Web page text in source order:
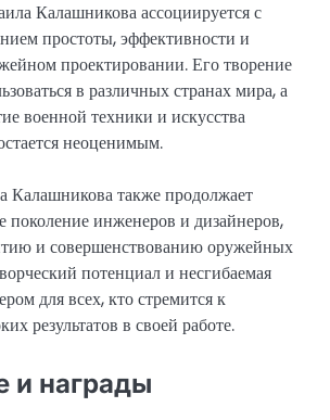
Калашникова ассоциируется с
простоты, эффективности и
проектировании. Его творение
в различных странах мира, а
военной техники и искусства
неоценимым.
Калашникова также продолжает
поколение инженеров и дизайнеров,
и совершенствованию оружейных
потенциал и несгибаемая
для всех, кто стремится к
результатов в своей работе.
и награды